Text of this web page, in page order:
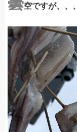
空ですが、、、